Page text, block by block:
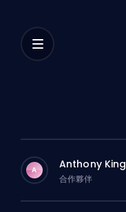
A Anthony King
合作夥伴